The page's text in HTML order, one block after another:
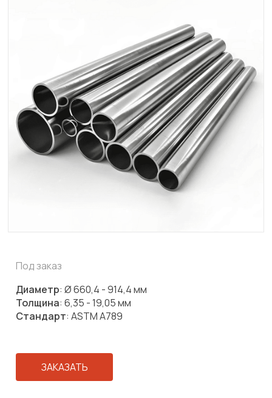
Под заказ
Диаметр: Ø 660,4 - 914,4 мм
Толщина: 6,35 - 19,05 мм
Стандарт: ASTM A789
ЗАКАЗАТЬ